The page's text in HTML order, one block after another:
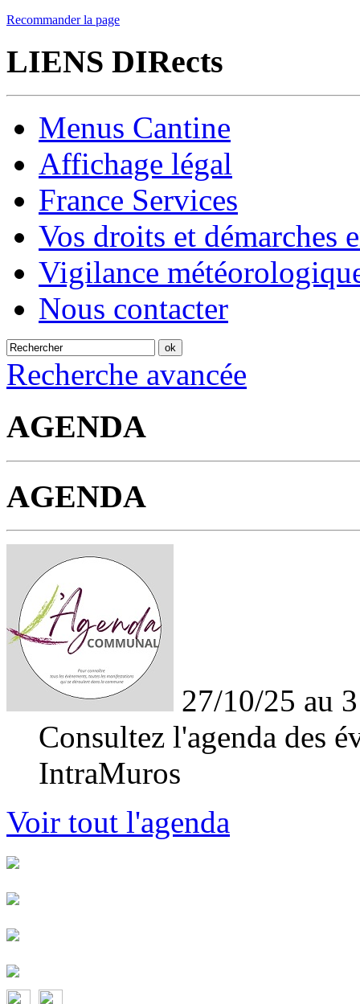
Recommander la page
LIENS DIRects
Menus Cantine
Affichage légal
France Services
Vos droits et démarches
Vigilance
Nous contacter
Recherche avancée
AGENDA
AGENDA
27/10/25 au
Consultez l'agenda des
IntraMuros
Voir tout l'agenda